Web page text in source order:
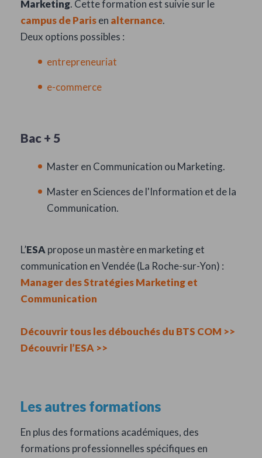
Marketing. Cette formation est suivie sur le
campus de Parisen alternance.
Deux options possibles :
entrepreneuriat
e-commerce
Bac + 5
Master en Communication ou Marketing.
Master en Sciences de l'Information et de la
Communication.
L’ESA propose un mastère en marketing et
communication en Vendée (La Roche-sur-Yon) :
Manager des Stratégies Marketing et
Communication
Découvrir tous les débouchés du BTS COM >>
Découvrir l’ESA >>
Les autres formations
En plus des formations académiques, des
formations professionnelles spécifiques en